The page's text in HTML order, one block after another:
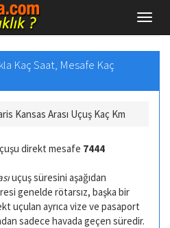
Kaç Saat, Mesafe Kaç
Kansas Arası Uçuş Kaç Km
direkt mesafe 7444
uçuş süresini aşağıdan
genelde rötarsız, başka bir
uçulan ayrıca vize ve pasaport
sadece havada geçen süredir.